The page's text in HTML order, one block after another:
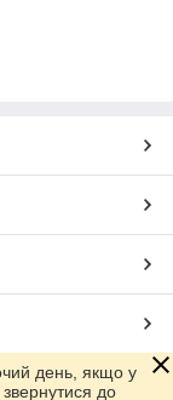
день, якщо у
до